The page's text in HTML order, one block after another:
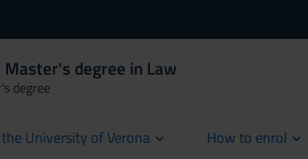
degree in Law
degree
University of Verona How to enrol